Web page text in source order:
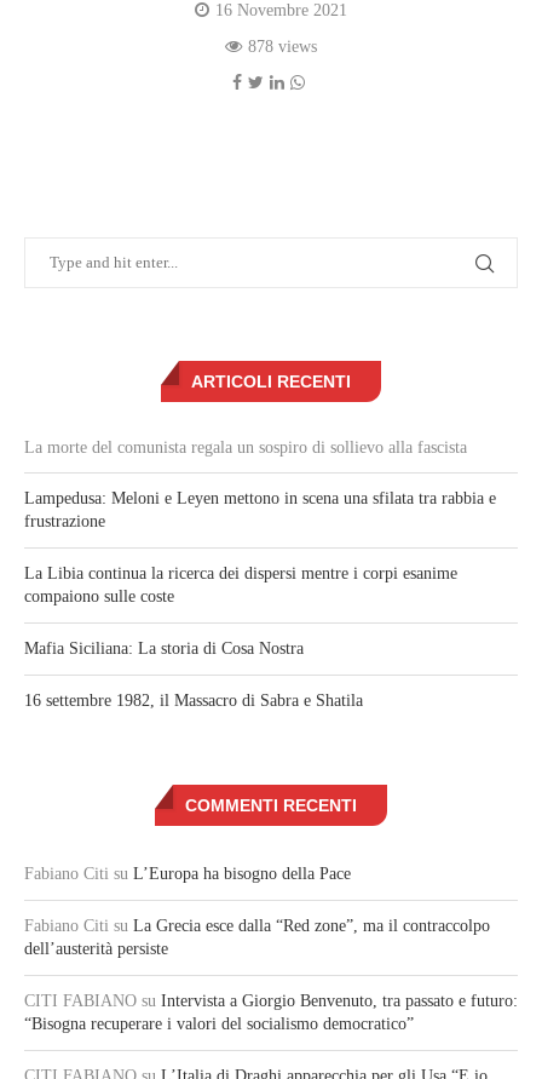
16 Novembre 2021
878 views
ARTICOLI RECENTI
La morte del comunista regala un sospiro di sollievo alla fascista
Lampedusa: Meloni e Leyen mettono in scena una sfilata tra rabbia e
frustrazione
La Libia continua la ricerca dei dispersi mentre i corpi esanime
compaiono sulle coste
Mafia Siciliana: La storia di Cosa Nostra
16 settembre 1982, il Massacro di Sabra e Shatila
COMMENTI RECENTI
Fabiano Citi su L’Europa ha bisogno della Pace
Fabiano Citi su La Grecia esce dalla “Red zone”, ma il contraccolpo
dell’austerità persiste
CITI FABIANO su Intervista a Giorgio Benvenuto, tra passato e futuro:
“Bisogna recuperare i valori del socialismo democratico”